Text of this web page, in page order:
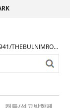
/design/ym2941/THEBULNIMROGO.png